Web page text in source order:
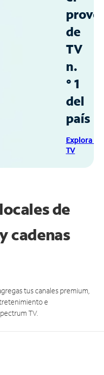
de
TV
n.
° 1
del
país
Explora
TV
de
cadenas
tus canales premium,
e
TV.